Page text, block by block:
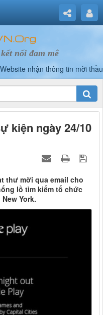
nối đam mê
kiện ngày 24/10
thư mời qua email cho
lồ tìm kiếm tổ chức
York.